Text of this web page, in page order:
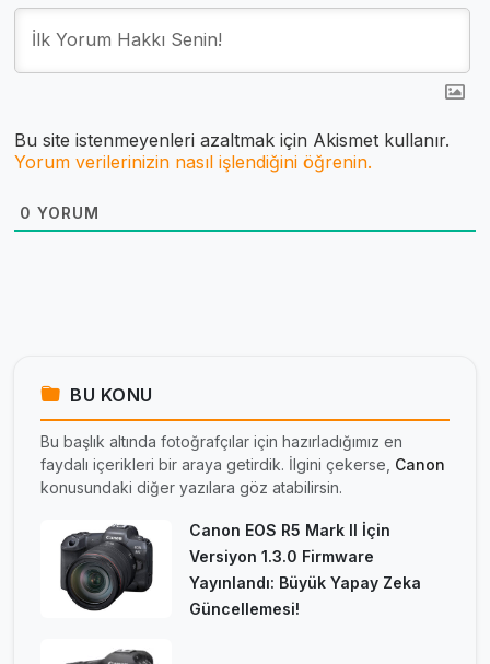
Bu site istenmeyenleri azaltmak için Akismet kullanır.
Yorum verilerinizin nasıl işlendiğini öğrenin.
0 YORUM
BU KONU
Bu başlık altında fotoğrafçılar için hazırladığımız en
faydalı içerikleri bir araya getirdik. İlgini çekerse, Canon
konusundaki diğer yazılara göz atabilirsin.
Canon EOS R5 Mark II İçin
Versiyon 1.3.0 Firmware
Yayınlandı: Büyük Yapay Zeka
Güncellemesi!